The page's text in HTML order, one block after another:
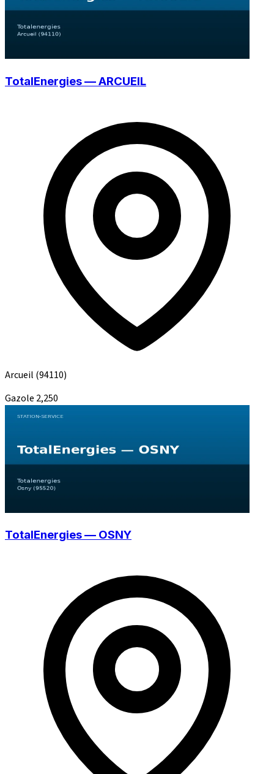
TotalEnergies — ARCUEIL
Arcueil (94110)
Gazole 2,250
TotalEnergies — OSNY